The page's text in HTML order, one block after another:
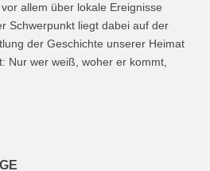
allem über lokale Ereignisse
Schwerpunkt liegt dabei auf der
der Geschichte unserer Heimat
Nur wer weiß, woher er kommt,